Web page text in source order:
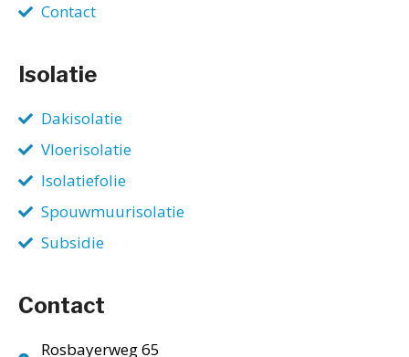
Contact
Isolatie
Dakisolatie
Vloerisolatie
Isolatiefolie
Spouwmuurisolatie
Subsidie
Contact
Rosbayerweg 65